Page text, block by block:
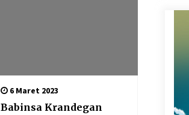
6 Maret 2023
Babinsa Krandegan